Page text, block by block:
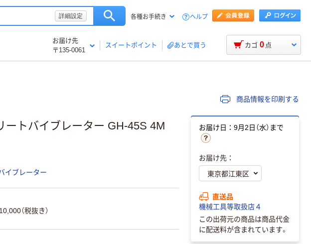
詳細設定 各種お手続き ヘルプ
お届け先
〒135-0061
スイートポイント あとで買う カゴ 0 点
商品情報を印刷する
ートバイブレーター GH-45S 4M
イブレーター
（税抜き）
お届け日：9月2日（水）まで
お届け先：
直送品
機械工具等取扱店４
この出荷元の商品は商品代金
に配送料が含まれています。